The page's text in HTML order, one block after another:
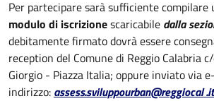
Per partecipare sarà sufficiente compilare
modulo di iscrizionescaricabile dalla
debitamente firmato dovrà essere
reception del Comune di Reggio Calabria
Giorgio - Piazza Italia; oppure inviato via
indirizzo: assess.sviluppourban@reggiocal .it